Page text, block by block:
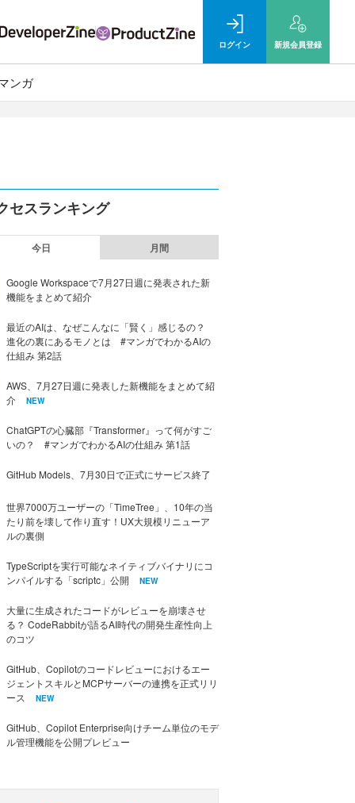
ログイン 新規会員登録
ンガ
セスランキング
今日 月間
Google Workspaceで7月27日週に発表された新
機能をまとめて紹介
最近のAIは、なぜこんなに「賢く」感じるの？
進化の裏にあるモノとは #マンガでわかるAIの
仕組み 第2話
AWS、7月27日週に発表した新機能をまとめて紹
介
NEW
ChatGPTの心臓部『Transformer』って何がすご
いの？ #マンガでわかるAIの仕組み 第1話
GitHub Models、7月30日で正式にサービス終了
世界7000万ユーザーの「TimeTree」、10年の当
たり前を壊して作り直す！UX大規模リニューア
ルの裏側
TypeScriptを実行可能なネイティブバイナリにコ
ンパイルする「scriptc」公開
NEW
大量に生成されたコードがレビューを崩壊させ
る？ CodeRabbitが語るAI時代の開発生産性向上
のコツ
GitHub、Copilotのコードレビューにおけるエー
ジェントスキルとMCPサーバーの連携を正式リリ
ース
NEW
GitHub、Copilot Enterprise向けチーム単位のモデ
ル管理機能を公開プレビュー